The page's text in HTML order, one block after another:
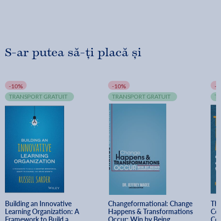
S-ar putea să-ți placă și
-10%
TRANSPORT GRATUIT
Building an Innovative
Learning Organization: A
-10%
TRANSPORT GRATUIT
Changeformational: Change
Happens & Transformations
-